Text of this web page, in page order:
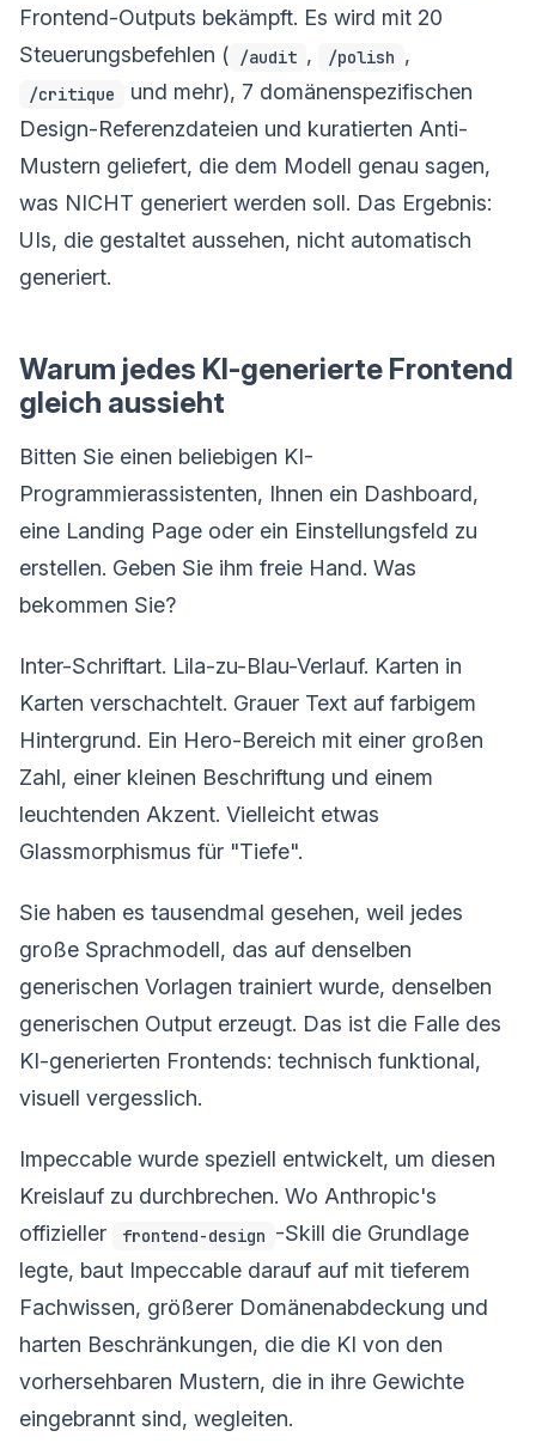
Frontend-Outputs bekämpft. Es wird mit 20
Steuerungsbefehlen (
/audit , /polish ,
/critique
und mehr), 7 domänenspezifischen
Design-Referenzdateien und kuratierten Anti-
Mustern geliefert, die dem Modell genau sagen,
was NICHT generiert werden soll. Das Ergebnis:
UIs, die gestaltet aussehen, nicht automatisch
generiert.
Warum jedes KI-generierte Frontend
gleich aussieht
Bitten Sie einen beliebigen KI-
Programmierassistenten, Ihnen ein Dashboard,
eine Landing Page oder ein Einstellungsfeld zu
erstellen. Geben Sie ihm freie Hand. Was
bekommen Sie?
Inter-Schriftart. Lila-zu-Blau-Verlauf. Karten in
Karten verschachtelt. Grauer Text auf farbigem
Hintergrund. Ein Hero-Bereich mit einer großen
Zahl, einer kleinen Beschriftung und einem
leuchtenden Akzent. Vielleicht etwas
Glassmorphismus für "Tiefe".
Sie haben es tausendmal gesehen, weil jedes
große Sprachmodell, das auf denselben
generischen Vorlagen trainiert wurde, denselben
generischen Output erzeugt. Das ist die Falle des
KI-generierten Frontends: technisch funktional,
visuell vergesslich.
Impeccable wurde speziell entwickelt, um diesen
Kreislauf zu durchbrechen. Wo Anthropic's
offizieller
frontend-design -Skill die Grundlage
legte, baut Impeccable darauf auf mit tieferem
Fachwissen, größerer Domänenabdeckung und
harten Beschränkungen, die die KI von den
vorhersehbaren Mustern, die in ihre Gewichte
eingebrannt sind, wegleiten.